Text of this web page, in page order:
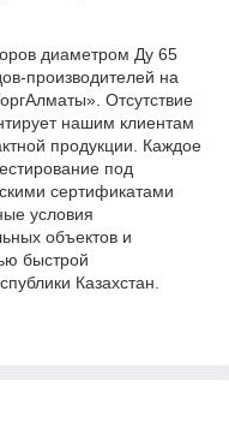
диаметром Ду 65
производителей на
Отсутствие
нашим клиентам
продукции. Каждое
под
сертификатами
условия
объектов и
быстрой
Казахстан.